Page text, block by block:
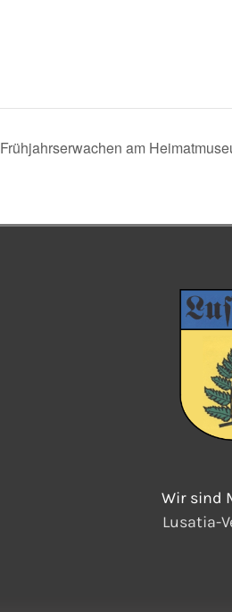
Frühjahrserwachen am
Wir sind
Lusatia-